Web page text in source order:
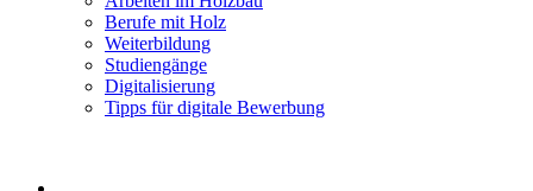
Berufe mit Holz
Weiterbildung
Studiengänge
Digitalisierung
Tipps für digitale Bewerbung